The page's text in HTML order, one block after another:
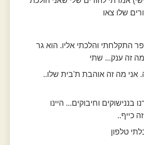
שלו צאו
התקלחתי והלכתי אליו. הוא גר
מה זה ענק... שתי
אני מה זה אוהבת ת'בית שלו..
בננישוקים וחיבוקים... היינו
כייף..